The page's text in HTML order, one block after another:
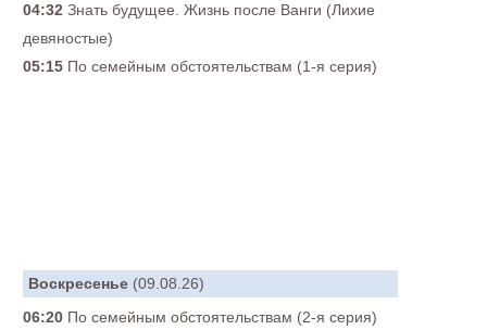
04:32 Знать будущее. Жизнь после Ванги (Лихие
девяностые)
05:15 По семейным обстоятельствам (1-я серия)
Воскресенье (09.08.26)
06:20 По семейным обстоятельствам (2-я серия)